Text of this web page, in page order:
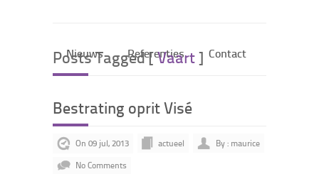
Nieuws Referenties Contact
Posts Tagged [Vaart]
Bestrating oprit Visé
On 09 jul, 2013 actueel
By : maurice
No Comments